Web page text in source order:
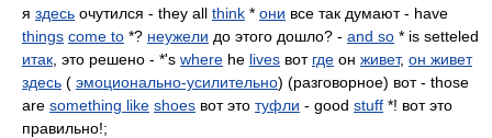
я здесь очутился - they all think * они все так думают - have
things come to *? неужели до этого дошло? - and so * is setteled
итак , это решено - *'s where he lives вот где он живет, он живет
здесь ( эмоционально-усилительно) (разговорное) вот - those
are something like shoes вот это туфли - good stuff *! вот это
правильно!;